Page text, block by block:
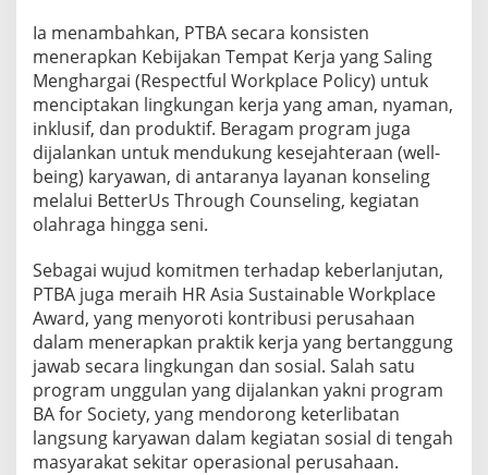
Ia menambahkan, PTBA secara konsisten
menerapkan Kebijakan Tempat Kerja yang Saling
Menghargai (Respectful Workplace Policy) untuk
menciptakan lingkungan kerja yang aman, nyaman,
inklusif, dan produktif. Beragam program juga
dijalankan untuk mendukung kesejahteraan (well-
being) karyawan, di antaranya layanan konseling
melalui BetterUs Through Counseling, kegiatan
olahraga hingga seni.
Sebagai wujud komitmen terhadap keberlanjutan,
PTBA juga meraih HR Asia Sustainable Workplace
Award, yang menyoroti kontribusi perusahaan
dalam menerapkan praktik kerja yang bertanggung
jawab secara lingkungan dan sosial. Salah satu
program unggulan yang dijalankan yakni program
BA for Society, yang mendorong keterlibatan
langsung karyawan dalam kegiatan sosial di tengah
masyarakat sekitar operasional perusahaan.